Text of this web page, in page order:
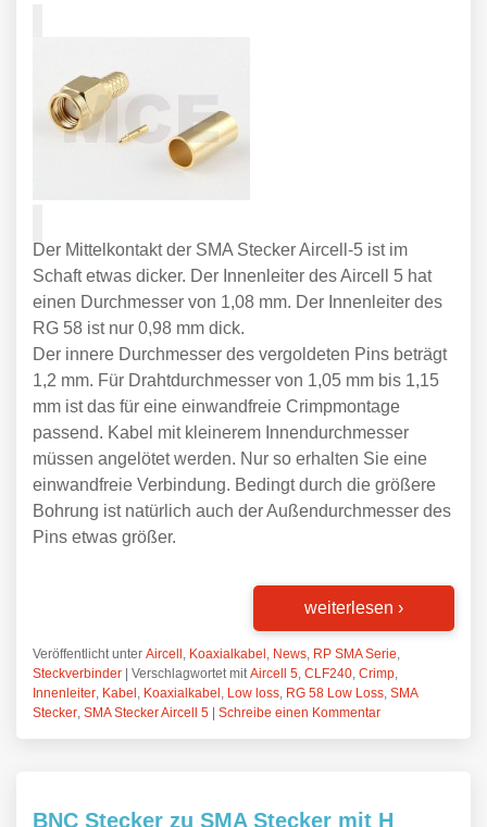
Der Mittelkontakt der SMA Stecker Aircell-5 ist im
Schaft etwas dicker. Der Innenleiter des Aircell 5 hat
einen Durchmesser von 1,08 mm. Der Innenleiter des
RG 58 ist nur 0,98 mm dick.
Der innere Durchmesser des vergoldeten Pins beträgt
1,2 mm. Für Drahtdurchmesser von 1,05 mm bis 1,15
mm ist das für eine einwandfreie Crimpmontage
passend. Kabel mit kleinerem Innendurchmesser
müssen angelötet werden. Nur so erhalten Sie eine
einwandfreie Verbindung. Bedingt durch die größere
Bohrung ist natürlich auch der Außendurchmesser des
Pins etwas größer.
weiterlesen ›
Veröffentlicht unter Aircell Koaxialkabel News RP SMA Serie
Steckverbinder | Verschlagwortet mit Aircell 5 CLF240 Crimp
Innenleiter Kabel Koaxialkabel Low loss RG 58 Low Loss SMA
Stecker SMA Stecker Aircell 5 | Schreibe einen Kommentar
BNC Stecker zu SMA Stecker mit H